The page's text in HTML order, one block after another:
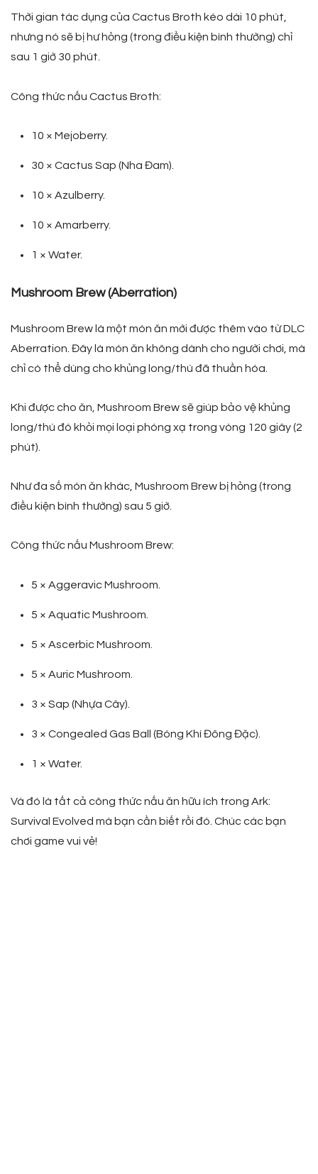
Thời gian tác dụng của Cactus Broth kéo dài 10 phút,
nhưng nó sẽ bị hư hỏng (trong điều kiện bình thường) chỉ
sau 1 giờ 30 phút.
Công thức nấu Cactus Broth:
10 × Mejoberry.
30 × Cactus Sap (Nha Đam).
10 × Azulberry.
10 × Amarberry.
1 × Water.
Mushroom Brew (Aberration)
Mushroom Brew là một món ăn mới được thêm vào từ DLC
Aberration. Đây là món ăn không dành cho người chơi, mà
chỉ có thể dùng cho khủng long/thú đã thuần hóa.
Khi được cho ăn, Mushroom Brew sẽ giúp bảo vệ khủng
long/thú đó khỏi mọi loại phóng xạ trong vòng 120 giây (2
phút).
Như đa số món ăn khác, Mushroom Brew bị hỏng (trong
điều kiện bình thường) sau 5 giờ.
Công thức nấu Mushroom Brew:
5 × Aggeravic Mushroom.
5 × Aquatic Mushroom.
5 × Ascerbic Mushroom.
5 × Auric Mushroom.
3 × Sap (Nhựa Cây).
3 × Congealed Gas Ball (Bóng Khí Đông Đặc).
1 × Water.
Và đó là tất cả công thức nấu ăn hữu ích trong Ark:
Survival Evolved mà bạn cần biết rồi đó. Chúc các bạn
chơi game vui vẻ!